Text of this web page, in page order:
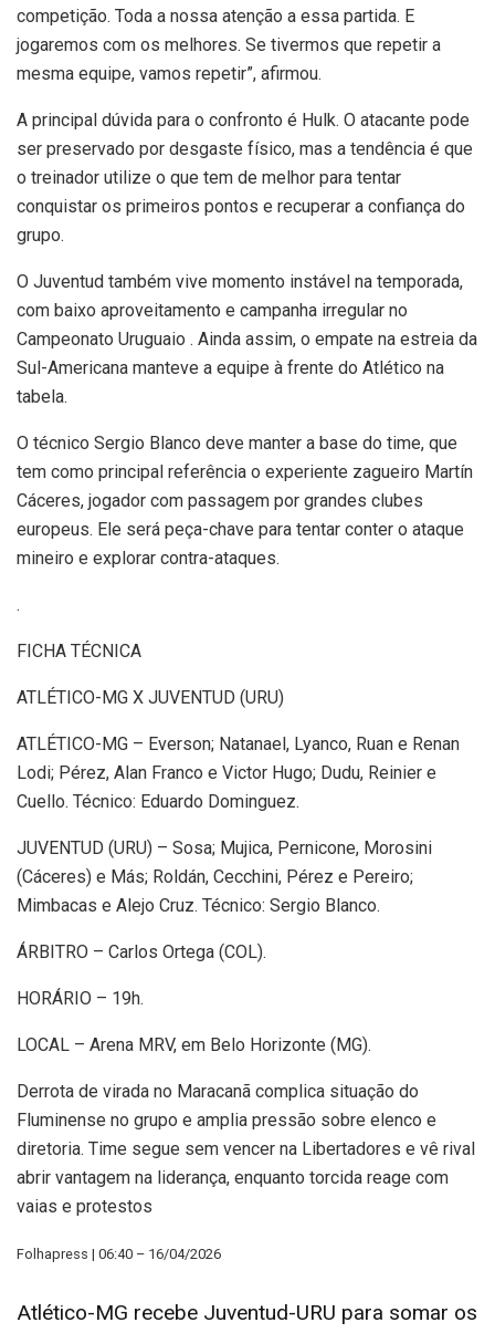
competição. Toda a nossa atenção a essa partida. E
jogaremos com os melhores. Se tivermos que repetir a
mesma equipe, vamos repetir”, afirmou.
A principal dúvida para o confronto é Hulk. O atacante pode
ser preservado por desgaste físico, mas a tendência é que
o treinador utilize o que tem de melhor para tentar
conquistar os primeiros pontos e recuperar a confiança do
grupo.
O Juventud também vive momento instável na temporada,
com baixo aproveitamento e campanha irregular no
Campeonato Uruguaio . Ainda assim, o empate na estreia da
Sul-Americana manteve a equipe à frente do Atlético na
tabela.
O técnico Sergio Blanco deve manter a base do time, que
tem como principal referência o experiente zagueiro Martín
Cáceres, jogador com passagem por grandes clubes
europeus. Ele será peça-chave para tentar conter o ataque
mineiro e explorar contra-ataques.
.
FICHA TÉCNICA
ATLÉTICO-MG X JUVENTUD (URU)
ATLÉTICO-MG – Everson; Natanael, Lyanco, Ruan e Renan
Lodi; Pérez, Alan Franco e Victor Hugo; Dudu, Reinier e
Cuello. Técnico: Eduardo Dominguez.
JUVENTUD (URU) – Sosa; Mujica, Pernicone, Morosini
(Cáceres) e Más; Roldán, Cecchini, Pérez e Pereiro;
Mimbacas e Alejo Cruz. Técnico: Sergio Blanco.
ÁRBITRO – Carlos Ortega (COL).
HORÁRIO – 19h.
LOCAL – Arena MRV, em Belo Horizonte (MG).
Derrota de virada no Maracanã complica situação do
Fluminense no grupo e amplia pressão sobre elenco e
diretoria. Time segue sem vencer na Libertadores e vê rival
abrir vantagem na liderança, enquanto torcida reage com
vaias e protestos
Folhapress | 06:40 – 16/04/2026
Atlético-MG recebe Juventud-URU para somar os